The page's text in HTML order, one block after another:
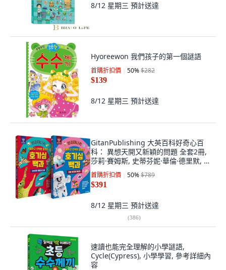
8/12 星期三 預計送達
Hyoreewon 我們孩子的第一個謎語
首購折扣價 50%$282
$139
8/12 星期三 預計送達
GitanPublishing 大英百科好奇心百
科： 異想天開又新穎的問題 全套2冊,
莎莉·賽姆斯, 史蒂芬妮·華倫·德里默, 大
英百科好奇心百科 全2冊
首購折扣價 50%$789
$391
8/12 星期三 預計送達
(386)
速讀也能完全理解的小學謎語,
Cycle(Cypress), 小學學習, 參考詳細內
容